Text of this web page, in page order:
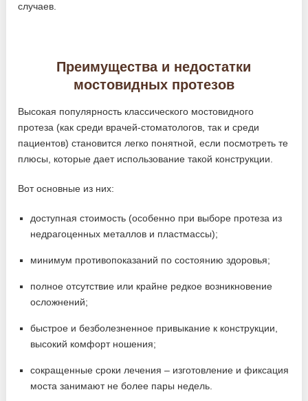
случаев.
Преимущества и недостатки
мостовидных протезов
Высокая популярность классического мостовидного
протеза (как среди врачей-стоматологов, так и среди
пациентов) становится легко понятной, если посмотреть те
плюсы, которые дает использование такой конструкции.
Вот основные из них:
доступная стоимость (особенно при выборе протеза из
недрагоценных металлов и пластмассы);
минимум противопоказаний по состоянию здоровья;
полное отсутствие или крайне редкое возникновение
осложнений;
быстрое и безболезненное привыкание к конструкции,
высокий комфорт ношения;
сокращенные сроки лечения – изготовление и фиксация
моста занимают не более пары недель.